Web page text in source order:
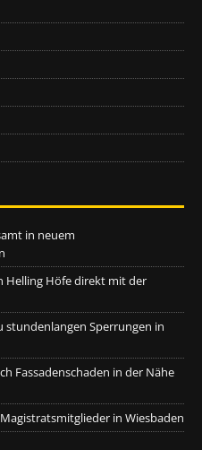
in neuem
Helling Höfe direkt mit der
Sperrungen in
Fassadenschaden in der Nähe
in Wiesbaden